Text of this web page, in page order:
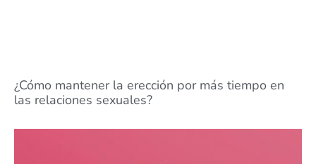
¿Cómo mantener la erección por más tiempo en
las relaciones sexuales?